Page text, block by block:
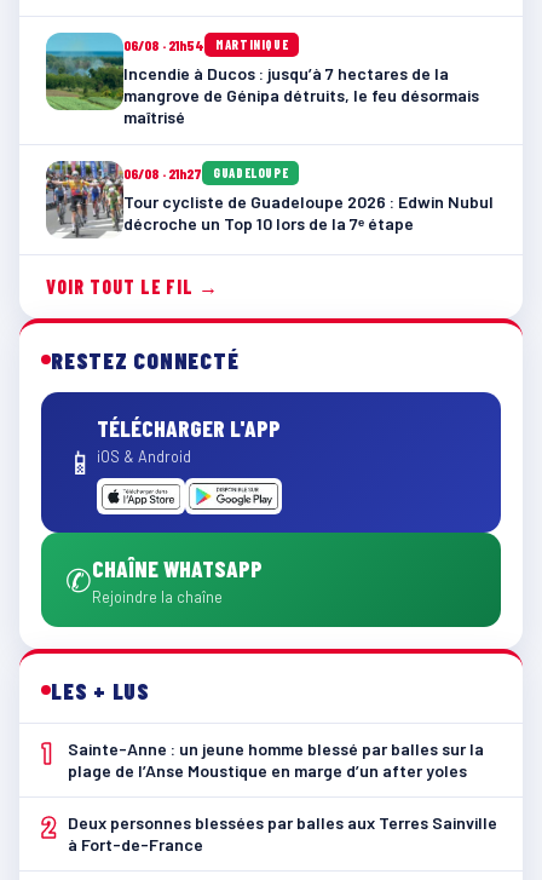
06/08 · 21h54 MARTINIQUE
Incendie à Ducos : jusqu’à 7 hectares de la
mangrove de Génipa détruits, le feu désormais
maîtrisé
06/08 · 21h27 GUADELOUPE
Tour cycliste de Guadeloupe 2026 : Edwin Nubul
décroche un Top 10 lors de la 7ᵉ étape
VOIR TOUT LE FIL →
RESTEZ CONNECTÉ
📱
TÉLÉCHARGER L'APP
iOS & Android
✆CHAÎNE WHATSAPP
Rejoindre la chaîne
LES + LUS
1
Sainte-Anne : un jeune homme blessé par balles sur la
plage de l’Anse Moustique en marge d’un after yoles
2
Deux personnes blessées par balles aux Terres Sainville
à Fort-de-France